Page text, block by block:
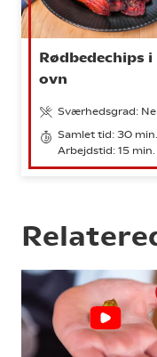
Rødbedechips i
ovn
Sværhedsgrad:
Samlet tid: 30 min.
Arbejdstid: 15 min.